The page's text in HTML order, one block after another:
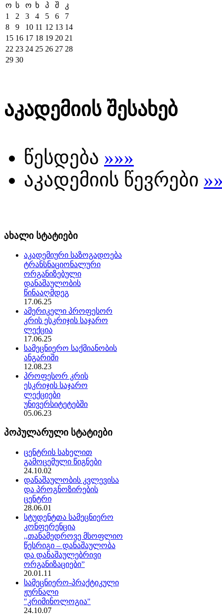
ო ს ო ხ პ შ
კ
1
2 3 4 5 6
7
8
9 10 11 12 13 14
15 16 17 18 19 20 21
22 23 24 25 26 27 28
29 30
აკადემიის შესახებ
წესდება »»»
აკადემიის წევრები
ახალი სტატიები
აკადემიური საზოგადოება
ტრანსნაციონალური
ორგანიზებული
დანაშაულობის
წინააღმდეგ
17.06.25
ამერიკელი პროფესორ
კრის ესკრიჯის საჯარო
ლექცია
17.06.25
სამეცნიერო საქმიანობის
ანგარიში
12.08.23
პროფესორ კრის
ესკრიჯის საჯარო
ლექციები
უნივერსიტეტებში
05.06.23
პოპულარული სტატიები
ცენტრის სახელით
გამოცემული წიგნები
24.10.02
დანაშაულობის კვლევისა
და პროგნოზირების
ცენტრი
28.06.01
სტუდენტთა სამეცნიერო
კონფერენცია
,,თანამედროვე მსოფლიო
წესრიგი – დანაშაულობა
და დანაშაულებრივი
ორგანიზაციები”
20.01.11
სამეცნიერო-პრაქტიკული
ჟურნალი
"კრიმინოლოგია"
24.10.07